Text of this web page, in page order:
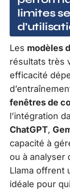
limites
Les modèles
résultats très
efficacité
fenêtres de
l’intégration
ChatGPT,
capacité à
ou à analyser
Llama offrent
idéale pour